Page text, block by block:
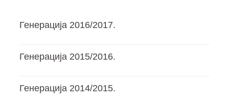
Генерација 2016/2017.
Генерација 2015/2016.
Генерација 2014/2015.